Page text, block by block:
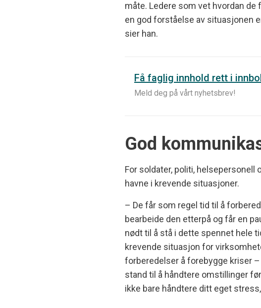
måte. Ledere som vet hvordan
en god forståelse av situasjonen
sier han.
Få faglig innhold rett i
Meld deg på vårt nyhetsbrev!
God
For soldater, politi, helsepersonell
havne i krevende situasjoner.
– De får som regel tid til å
bearbeide den etterpå og får en
nødt til å stå i dette spennet hele
krevende situasjon for
forberedelser å forebygge kriser
stand til å håndtere omstillinger
ikke bare håndtere ditt eget